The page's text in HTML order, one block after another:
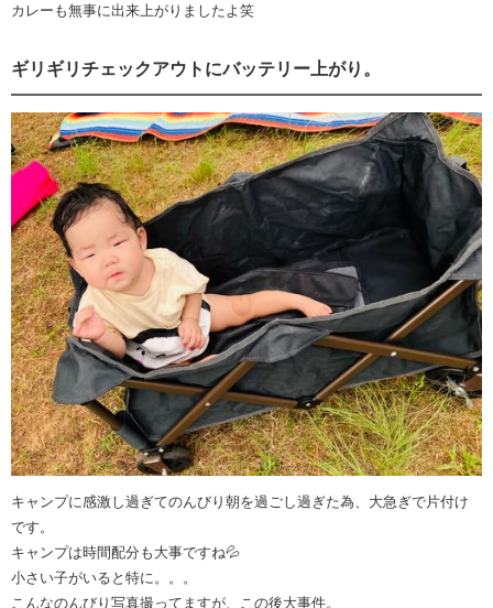
カレーも無事に出来上がりましたよ笑
ギリギリチェックアウトにバッテリー上がり。
キャンプに感激し過ぎてのんびり朝を過ごし過ぎた為、大急ぎで片付け
です。
キャンプは時間配分も大事ですね💦
小さい子がいると特に。。。
こんなのんびり写真撮ってますが、この後大事件。